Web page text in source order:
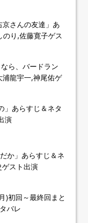
さんの友達」あ
り,佐藤寛子ゲス
ら、バードラン
浦龍宇一,神尾佑ゲ
」あらすじ＆ネタ
演
か」あらすじ＆ネ
ゲスト出演
)初回～最終回まと
バレ